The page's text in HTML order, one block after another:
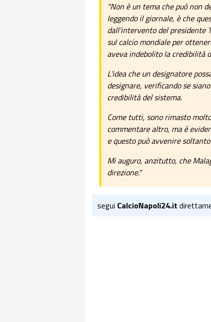
"Non è un tema che può non
leggendo il giornale, è che
dall'intervento del presidente
sul calcio mondiale per
aveva indebolito la credibilità
L'idea che un designatore
designare, verificando se
credibilità del sistema.
Come tutti, sono rimasto
commentare altro, ma è
e questo può avvenire
Mi auguro, anzitutto, che
direzione."
segui CalcioNapoli24.it